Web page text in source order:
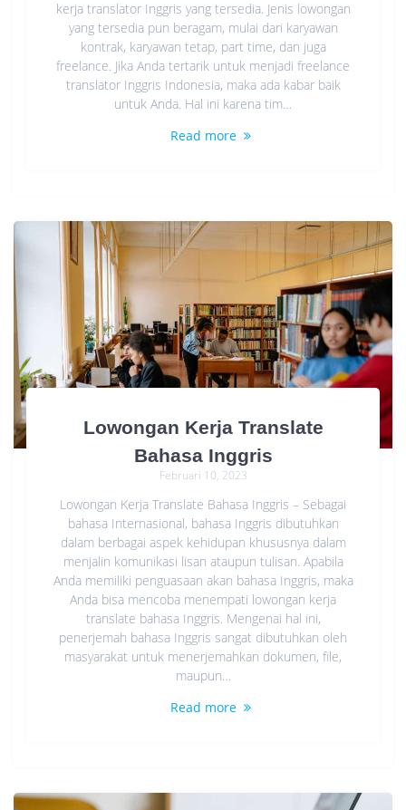
kerja translator Inggris yang tersedia. Jenis lowongan
yang tersedia pun beragam, mulai dari karyawan
kontrak, karyawan tetap, part time, dan juga
freelance. Jika Anda tertarik untuk menjadi freelance
translator Inggris Indonesia, maka ada kabar baik
untuk Anda. Hal ini karena tim…
Read more
Lowongan Kerja Translate
Bahasa Inggris
Februari 10, 2023
Lowongan Kerja Translate Bahasa Inggris – Sebagai
bahasa Internasional, bahasa Inggris dibutuhkan
dalam berbagai aspek kehidupan khususnya dalam
menjalin komunikasi lisan ataupun tulisan. Apabila
Anda memiliki penguasaan akan bahasa Inggris, maka
Anda bisa mencoba menempati lowongan kerja
translate bahasa Inggris. Mengenai hal ini,
penerjemah bahasa Inggris sangat dibutuhkan oleh
masyarakat untuk menerjemahkan dokumen, file,
maupun…
Read more